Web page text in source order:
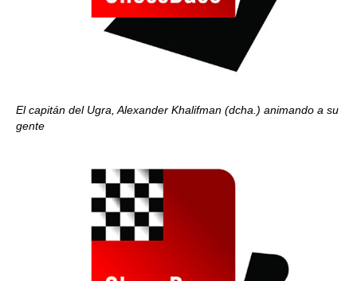
El capitán del Ugra, Alexander Khalifman (dcha.) animando a su
gente